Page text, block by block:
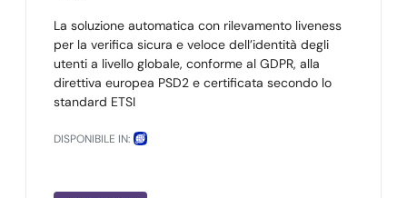
La soluzione automatica con rilevamento liveness
per la verifica sicura e veloce dell’identità degli
utenti a livello globale, conforme al GDPR, alla
direttiva europea PSD2 e certificata secondo lo
standard ETSI
DISPONIBILE IN: